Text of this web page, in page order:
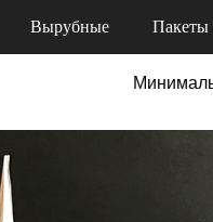
Вырубные Пакеты